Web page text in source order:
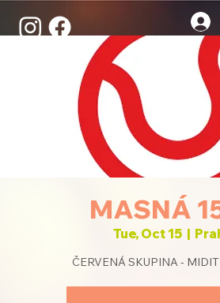
MASNÁ
Tue, Oct 15
  |
ČERVENÁ SKUPINA -